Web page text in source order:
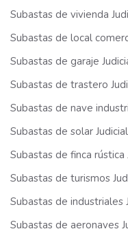
Subastas de vivienda
Subastas de local
Subastas de garaje
Subastas de trastero
Subastas de nave
Subastas de solar
Subastas de finca rústica
Subastas de turismos
Subastas de industriales
Subastas de aeronaves